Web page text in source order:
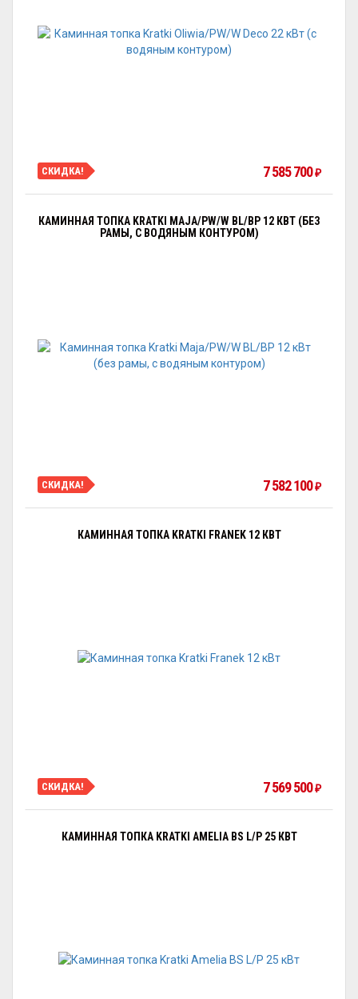
СКИДКА! 7 585 700₽
КАМИННАЯ ТОПКА KRATKI MAJA/PW/W BL/BP 12 КВТ (БЕЗ
РАМЫ, С ВОДЯНЫМ КОНТУРОМ)
СКИДКА! 7 582 100₽
КАМИННАЯ ТОПКА KRATKI FRANEK 12 КВТ
СКИДКА! 7 569 500₽
КАМИННАЯ ТОПКА KRATKI AMELIA BS L/P 25 КВТ